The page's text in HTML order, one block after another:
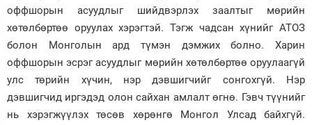
оффшорын асуудлыг шийдвэрлэх заалтыг мөрийн
хөтөлбөртөө оруулах хэрэгтэй. Тэгж чадсан хүнийг АТОЗ
болон Монголын ард түмэн дэмжих болно. Харин
оффшорын эсрэг асуудлыг мөрийн хөтөлбөртөө оруулаагүй
улс төрийн хүчин, нэр дэвшигчийг сонгохгүй. Нэр
дэвшигчид иргэдэд олон сайхан амлалт өгнө. Гэвч түүнийг
нь хэрэгжүүлэх төсөв хөрөнгө Монгол Улсад байхгүй.